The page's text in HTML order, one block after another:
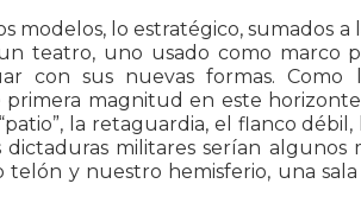
modelos, lo estratégico, sumados
teatro, uno usado como marco
con sus nuevas formas. Como
magnitud en este
la retaguardia, el flanco
dictaduras militares serían
telón y nuestro hemisferio, una